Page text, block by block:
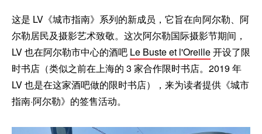
这是 LV《城市指南》系列的新成员，它旨在向阿尔勒、阿
尔勒居民及摄影艺术致敬。这次阿尔勒国际摄影节期间，
LV 也在阿尔勒市中心的酒吧 Le Buste et l'Oreille开设了限
时书店（类似之前在上海的 3 家合作限时书店。2019 年
LV 也是在这家酒吧做的限时书店），来为读者提供《城市
指南·阿尔勒》的签售活动。